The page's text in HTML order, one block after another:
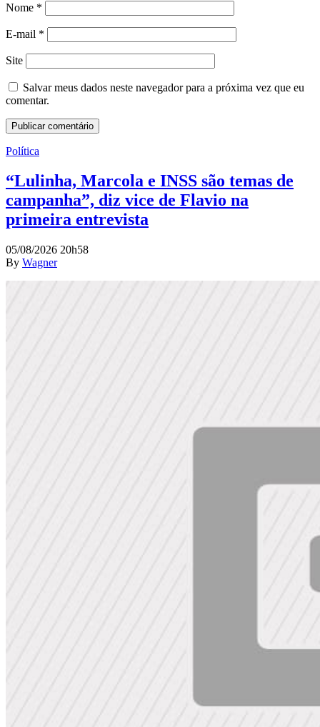
Nome *
E-mail *
Site
Salvar meus dados neste navegador para a próxima vez que eu
comentar.
Política
“Lulinha, Marcola e INSS são temas de
campanha”, diz vice de Flavio na
primeira entrevista
05/08/2026 20h58
By Wagner